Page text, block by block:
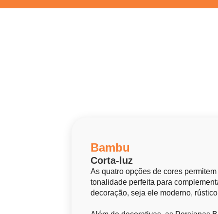
Bambu
Corta-luz
As quatro opções de cores
tonalidade perfeita para
decoração, seja ele moderno,